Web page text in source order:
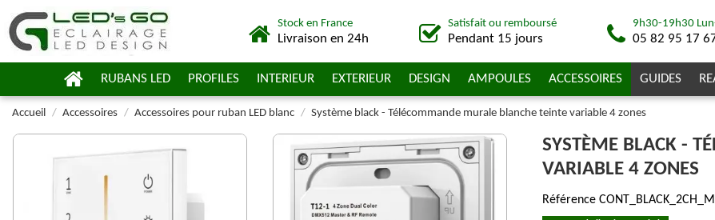
Stock en France
Livraison en 24h
Satisfait ou remboursé
Pendant 15 jours
9h30-19h30
05 82 95 17
RUBANS LED PROFILES INTERIEUR EXTERIEUR DESIGN AMPOULES ACCESSOIRES GUIDES
Accueil Accessoires Accessoires pour ruban LED blanc Système black - Télécommande murale blanche teinte variable 4 zones
SYSTÈME BLACK -
VARIABLE 4 ZONES
Référence